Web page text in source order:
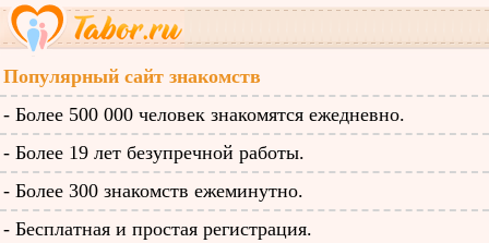
Популярный сайт знакомств
- Более 500 000 человек знакомятся ежедневно.
- Более 19 лет безупречной работы.
- Более 300 знакомств ежеминутно.
- Бесплатная и простая регистрация.